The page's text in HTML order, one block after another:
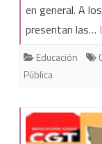
«POR
UNA
Y
LAICA.
en general. A
presentan las…
Educación
Pública